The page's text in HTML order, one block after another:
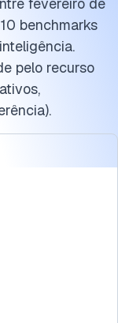
benchmarks
pelo recurso